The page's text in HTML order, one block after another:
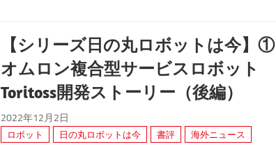
【シリーズ日の丸ロボットは今】①
オムロン複合型サービスロボット
Toritoss開発ストーリー（後編）
2022年12月2日
ロボット 日の丸ロボットは今 書評 海外ニュース